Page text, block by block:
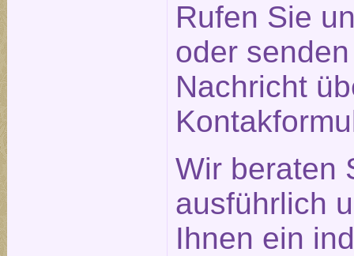
Rufen Sie
oder
Nachricht
Wir beraten
ausführlich
Ihnen ein